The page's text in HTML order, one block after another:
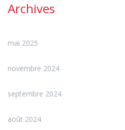
Archives
mai 2025
novembre 2024
septembre 2024
août 2024